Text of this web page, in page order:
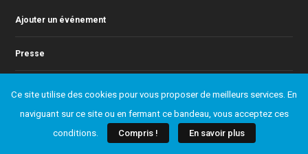
Ajouter un événement
Presse
L’Association
Ce site utilise des cookies pour vous proposer de meilleurs services. En
naviguant sur ce site ou en fermant ce bandeau, vous acceptez ces
conditions.
Compris ! En savoir plus